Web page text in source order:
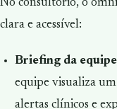
No consultório, o
clara e acessível:
Briefing da equipe
equipe visualiza
alertas clínicos e